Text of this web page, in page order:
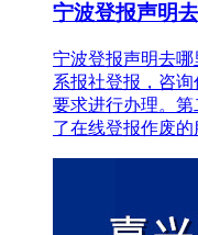
宁波登报声明
宁波登报声明去
系报社登报，咨
要求进行办理。
了在线登报作废